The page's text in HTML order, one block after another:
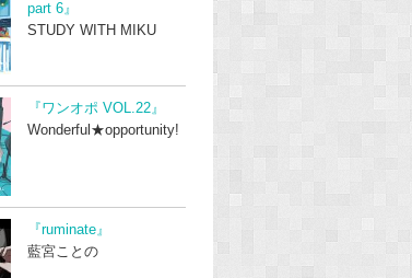
part 6』
STUDY WITH MIKU
『ワンオポ VOL.22』
Wonderful★opportunity!
『ruminate』
藍宮ことの